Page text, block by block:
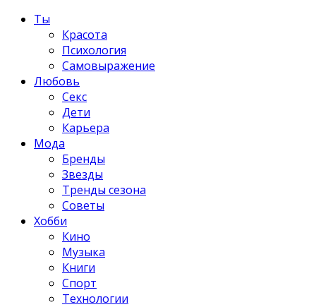
Ты
Красота
Психология
Самовыражение
Любовь
Секс
Дети
Карьера
Мода
Бренды
Звезды
Тренды сезона
Советы
Хобби
Кино
Музыка
Книги
Спорт
Технологии